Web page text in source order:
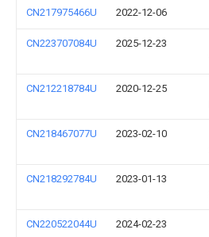
CN217975466U 2022-12-06
CN223707084U 2025-12-23
CN212218784U 2020-12-25
CN218467077U 2023-02-10
CN218292784U 2023-01-13
CN220522044U 2024-02-23